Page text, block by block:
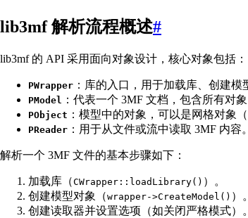
lib3mf 解析流程概述#
lib3mf 的 API 采用面向对象设计，核心对象包括：
PWrapper ：库的入口，用于加载库、创建模
PModel ：代表一个 3MF 文档，包含所有对
PObject ：模型中的对象，可以是网格对象（
PReader ：用于从文件或流中读取 3MF 内容。
解析一个 3MF 文件的基本步骤如下：
加载库（CWrapper::loadLibrary() ）。
创建模型对象（wrapper->CreateModel() ）。
创建读取器并设置选项（如关闭严格模式）。